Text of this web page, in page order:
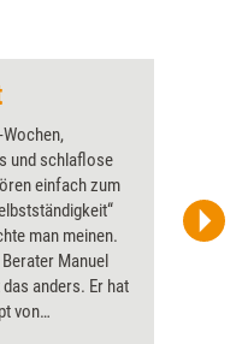
und schlaflose
einfach zum
man meinen.
Manuel
anders. Er hat
von